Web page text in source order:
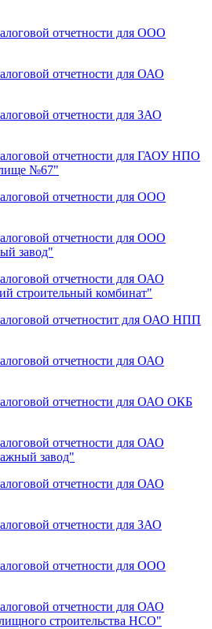
отчетности для ООО
отчетности для ОАО
отчетности для ЗАО
отчетности для ГАОУ НПО
№67"
отчетности для ООО
отчетности для ООО
завод"
отчетности для ОАО
строительный комбинат"
отчетностит для ОАО НПП
отчетности для ОАО
отчетности для ОАО ОКБ
отчетности для ОАО
завод"
отчетности для ОАО
отчетности для ЗАО
отчетности для ООО
отчетности для ОАО
строительства НСО"